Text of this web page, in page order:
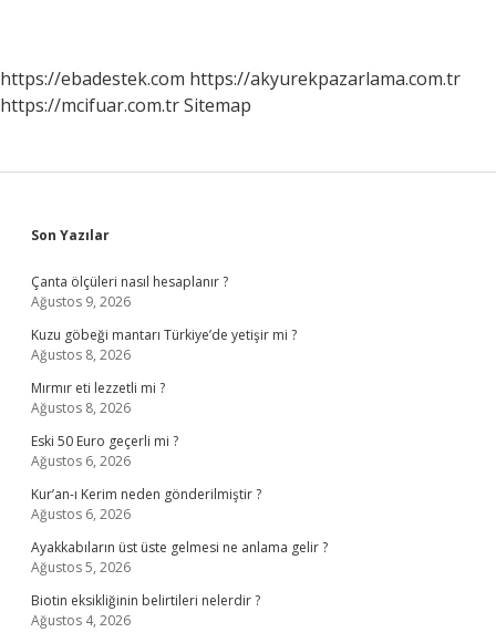
https://ebadestek.com https://akyurekpazarlama.com.tr
https://mcifuar.com.trSitemap
Sidebar
Son Yazılar
Çanta ölçüleri nasıl hesaplanır ?
Ağustos 9, 2026
Kuzu göbeği mantarı Türkiye’de yetişir mi ?
Ağustos 8, 2026
Mırmır eti lezzetli mi ?
Ağustos 8, 2026
Eski 50 Euro geçerli mi ?
Ağustos 6, 2026
Kur’an-ı Kerim neden gönderilmiştir ?
Ağustos 6, 2026
Ayakkabıların üst üste gelmesi ne anlama gelir ?
Ağustos 5, 2026
Biotin eksikliğinin belirtileri nelerdir ?
Ağustos 4, 2026